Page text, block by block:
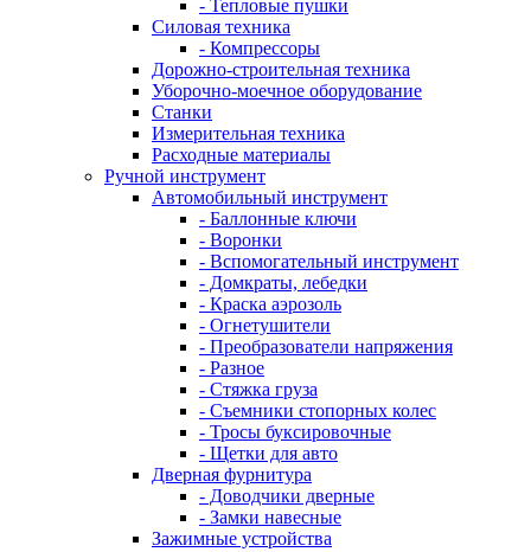
- Тепловые пушки
Силовая техника
- Компрессоры
Дорожно-строительная техника
Уборочно-моечное оборудование
Станки
Измерительная техника
Расходные материалы
Ручной инструмент
Автомобильный инструмент
- Баллонные ключи
- Воронки
- Вспомогательный инструмент
- Домкраты, лебедки
- Краска аэрозоль
- Огнетушители
- Преобразователи напряжения
- Разное
- Стяжка груза
- Съемники стопорных колес
- Тросы буксировочные
- Щетки для авто
Дверная фурнитура
- Доводчики дверные
- Замки навесные
Зажимные устройства